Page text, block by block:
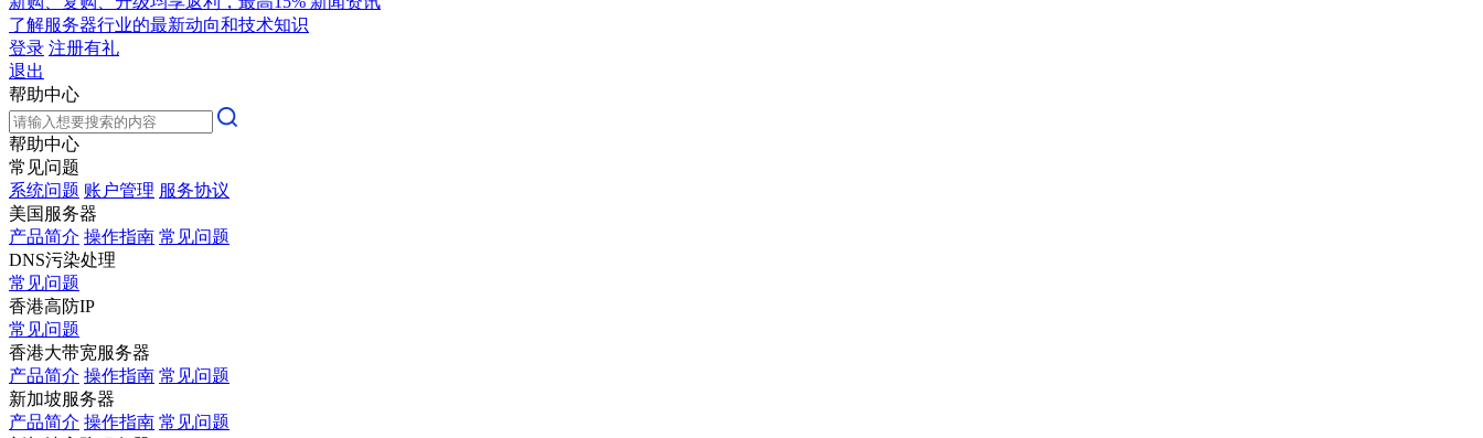
了解服务器行业的最新动向和技术知识
登录 注册有礼
退出
帮助中心
帮助中心
常见问题
系统问题 账户管理 服务协议
美国服务器
产品简介 操作指南 常见问题
DNS污染处理
常见问题
香港高防IP
常见问题
香港大带宽服务器
产品简介 操作指南 常见问题
新加坡服务器
产品简介 操作指南 常见问题